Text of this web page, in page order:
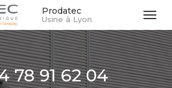
Prodatec
Usine à Lyon
78 91 62 04